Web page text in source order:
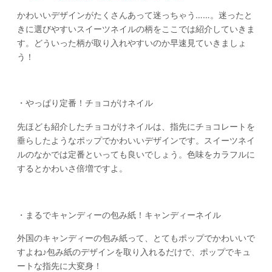
かわいいデザインがたくさんあって迷っちゃう……。迷ったと
きに選びやすいスイーツネイルの柄をここでは紹介していきま
す。どういった柄が取り入れやすいのか早速見ていきましょ
う！
・やっぱり定番！チョコがけネイル
先ほども紹介したチョコがけネイルは、指先にチョコレートを
垂らしたようなポップでかわいいデザインです。スイーツネイ
ルのなかでは定番といっても良いでしょう。色味をカラフルに
するとかわいさ倍増ですよ。
・まるでキャンディーの包み紙！キャンディーネイル
外国のキャンディーの包み紙って、とてもポップでかわいいで
すよね♪包み紙のデザインを取り入れるだけで、ポップでキュ
ートな指先に大変身！